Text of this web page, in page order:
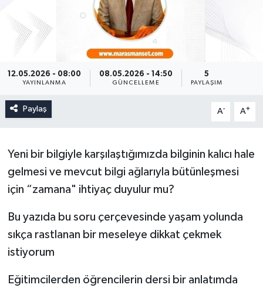
12.05.2026 - 08:00
YAYINLANMA
08.05.2026 - 14:50
GÜNCELLEME
5
PAYLAŞIM
Paylaş A- A+
Yeni bir bilgiyle karşılaştığımızda bilginin kalıcı hale
gelmesi ve mevcut bilgi ağlarıyla bütünleşmesi
için “zamana" ihtiyaç duyulur mu?
Bu yazıda bu soru çerçevesinde yaşam yolunda
sıkça rastlanan bir meseleye dikkat çekmek
istiyorum
Eğitimcilerden öğrencilerin dersi bir anlatımda